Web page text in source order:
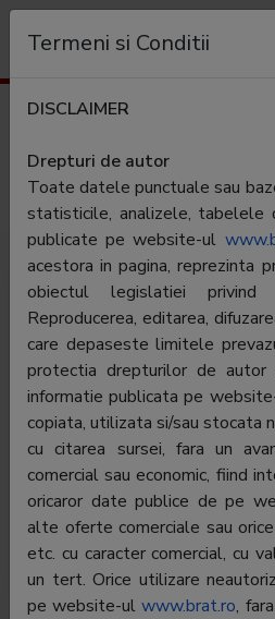
sfatulparintilor.ro
Categorie:Familie & copii
O comunitate bazata pe
sfatulparintilor.ro este dedicat
cu mintea dar si cu sufletul.
este ca parintii si aiba o
grad ridicat de intelegere al
poata asigura copiilor lor o
emotional si mental. Aici,
inspiratie - prin continut
privire la cresterea si educatia
Termeni si Conditii
DISCLAIMER
Drepturi de autor
Toate datele punctuale sau
statisticile, analizele, tabelele
publicate pe website-ul
acestora in pagina, reprezinta
obiectul legislatiei
Reproducerea, editarea,
care depaseste limitele
protectia drepturilor de autor
informatie publicata pe
copiata, utilizata si/sau stocata
cu citarea sursei, fara un
comercial sau economic, fiind
oricaror date publice de pe
alte oferte comerciale sau
etc. cu caracter comercial, cu
un tert. Orice utilizare
pe website-ulwww.brat.ro,